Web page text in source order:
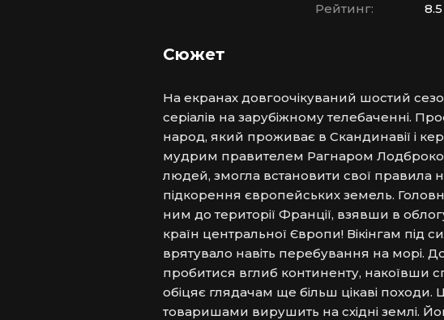
Рейтинг:
Сюжет
На екранах довгоочікуваний шостий
серіалів на зарубіжному телебаченні.
народ, який проживає в Скандинавії і
мудрим правителем Рагнаром
людей, змогла встановити свої правила
підкорення європейських земель.
ним до території Франції, взявши в
країн центральної Європи! Вікінгам під
врятувало навіть перебування на морі.
пробитися вглиб континенту, накоївши
обіцяє глядачам ще більш цікаві
товаришами вирушить на східні землі.